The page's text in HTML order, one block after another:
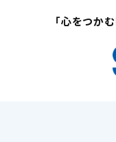
「心をつか